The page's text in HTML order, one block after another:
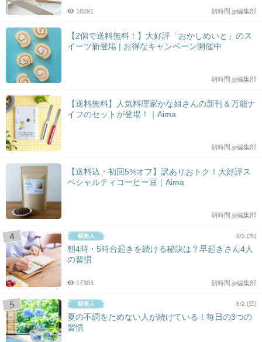
朝時間.jp編集部
16591
【2個で送料無料！】大好評「おかしめいと」のス
イーツ新登場 | お得なキャンペーン開催中
朝時間.jp編集部
【送料無料】人気料理家かな姐さんの新刊＆万能ナ
イフのセットが登場！｜Aima
朝時間.jp編集部
【送料込・初回5%オフ】訳ありおトク！大好評ス
ペシャルティコーヒー豆｜Aima
朝時間.jp編集部
8/5 (水)
朝4時・5時台起きを続ける秘訣は？早起きさん4人
の習慣
朝時間.jp編集部
17303
8/2 (日)
夏の不調をためない人が続けている！毎日の3つの
習慣